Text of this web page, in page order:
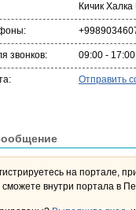
Кичик
звонков: 09:00 - 17:00
Отправить
на портале,